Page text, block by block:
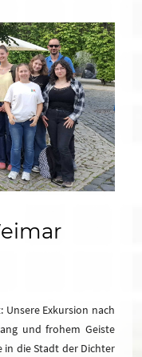
Unsere Exkursion nach
und frohem Geiste
in die Stadt der Dichter